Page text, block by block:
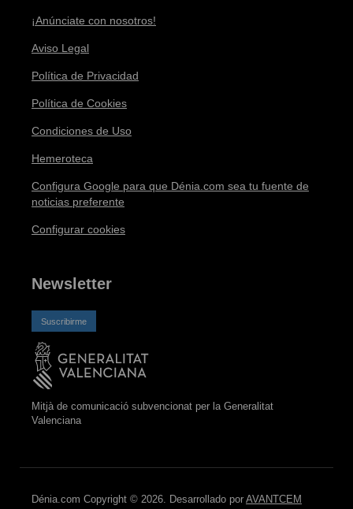
¡Anúnciate con nosotros!
Aviso Legal
Política de Privacidad
Política de Cookies
Condiciones de Uso
Hemeroteca
Configura Google para que Dénia.com sea tu fuente de
noticias preferente
Configurar cookies
Newsletter
Suscribirme
Mitjà de comunicació subvencionat per la Generalitat
Valenciana
Dénia.com Copyright © 2026. Desarrollado por AVANTCEM